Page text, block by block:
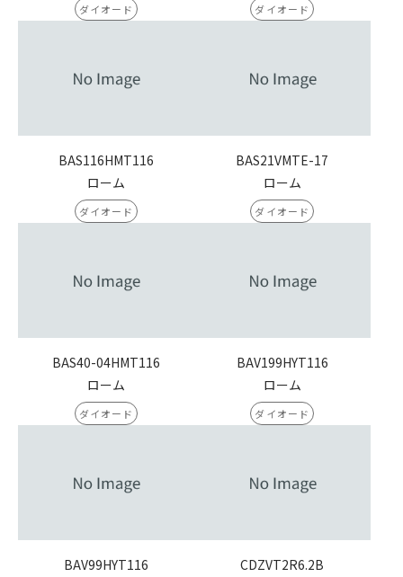
ダイオード ダイオード
BAS116HMT116
ローム
ダイオード
BAS21VMTE-17
ローム
ダイオード
BAS40-04HMT116
ローム
ダイオード
BAV199HYT116
ローム
ダイオード
BAV99HYT116
CDZVT2R6.2B